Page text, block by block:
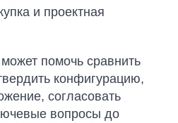
и проектная
помочь сравнить
конфигурацию,
согласовать
вопросы до